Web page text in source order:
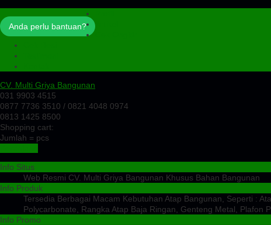
Anda perlu bantuan?
CV. Multi Griya Bangunan
031 9903 4515
0877 7736 3510 / 0821 4048 0974
0813 1425 8500
Shopping cart:
Jumlah = pcs
Info Situs
Web Resmi CV. Multi Griya Bangunan Khusus Bahan Bangunan
Info Produk
Tersedia Berbagai Macam Kebutuhan Atap Bangunan, Seperti :
Polycarbonate, Rangka Atap Baja Ringan, Genteng Metal, Plafon
Info Promo